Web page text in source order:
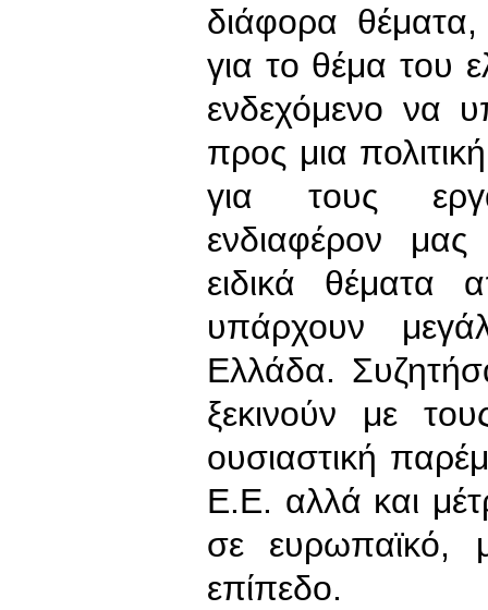
διάφορα
για το θέμα του
ενδεχόμενο να
προς μια
για τους
ενδιαφέρον μας
ειδικά θέματα
υπάρχουν
Ελλάδα.
ξεκινούν με
ουσιαστική
Ε.Ε. αλλά και
σε ευρωπαϊκό,
επίπεδο.